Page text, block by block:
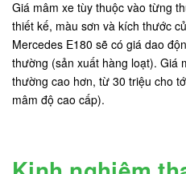
Giá mâm xe tùy thuộc vào từng
thiết kế, màu sơn và kích thước
Mercedes E180 sẽ có giá dao
thường (sản xuất hàng loạt). Giá
thường cao hơn, từ 30 triệu cho
mâm độ cao cấp).